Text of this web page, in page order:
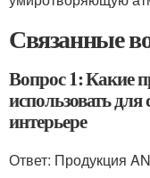
Связанные
Вопрос 1: Какие
использовать для
интерьере
Ответ: Продукция